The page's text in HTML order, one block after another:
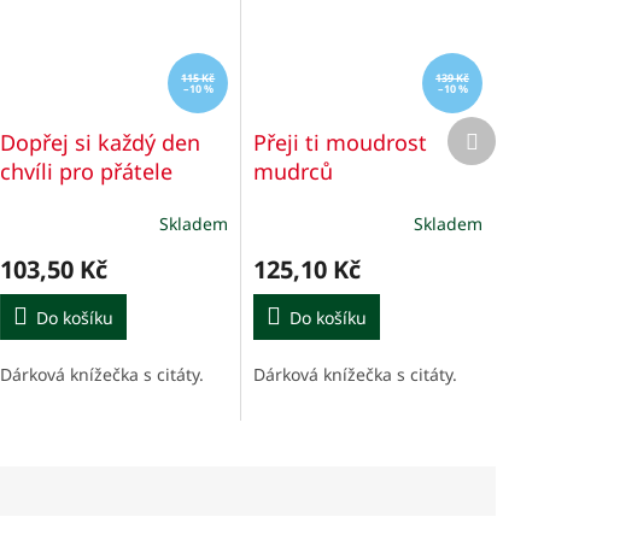
115 Kč
–10 %
Dopřej si každý den
chvíli pro přátele
Skladem
103,50 Kč
Do košíku
Dárková knížečka s citáty.
139 Kč
–10 %
Přeji ti moudrost
mudrců
Skladem
125,10 Kč
Do košíku
Dárková knížečka s citáty.
Další
produkt